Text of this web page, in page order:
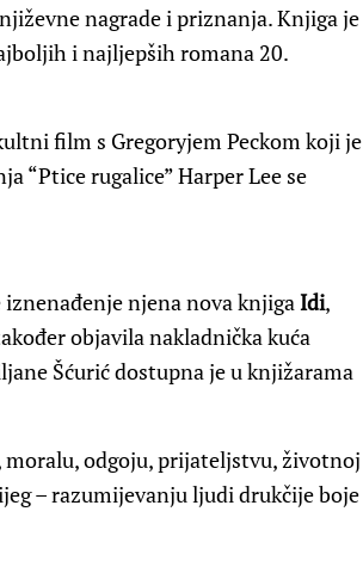
nagrade i priznanja. Knjiga je
i najljepših romana 20.
film s Gregoryjem Peckom koji je
“Ptice rugalice” Harper Lee se
njena nova knjigaIdi,
objavila nakladnička kuća
Šćurić dostupna je u knjižarama
moralu, odgoju, prijateljstvu, životnoj
– razumijevanju ljudi drukčije boje